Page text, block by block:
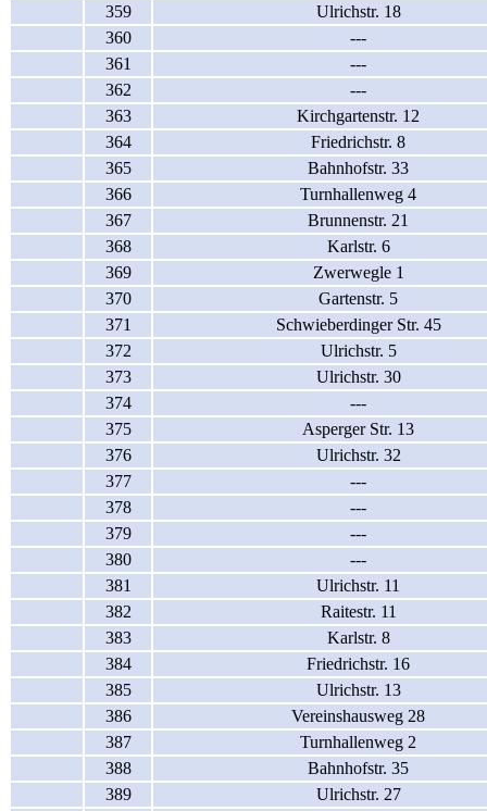
359
Ulrichstr. 18
360
---
361
---
362
---
363
Kirchgartenstr. 12
364
Friedrichstr. 8
365
Bahnhofstr. 33
366
Turnhallenweg 4
367
Brunnenstr. 21
368
Karlstr. 6
369
Zwerwegle 1
370
Gartenstr. 5
371
Schwieberdinger Str. 45
372
Ulrichstr. 5
373
Ulrichstr. 30
374
---
375
Asperger Str. 13
376
Ulrichstr. 32
377
---
378
---
379
---
380
---
381
Ulrichstr. 11
382
Raitestr. 11
383
Karlstr. 8
384
Friedrichstr. 16
385
Ulrichstr. 13
386
Vereinshausweg 28
387
Turnhallenweg 2
388
Bahnhofstr. 35
389
Ulrichstr. 27